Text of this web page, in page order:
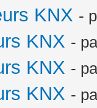
KNX -
KNX -
KNX -
KNX -